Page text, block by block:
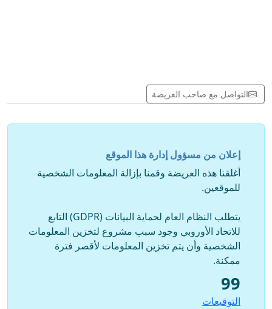
التواصل مع صاحب العريضة
إعلان من مسؤول إدارة هذا الموقع
أغلقنا هذه العريضة وقمنا بإزالة المعلومات الشخصية
للموقعين.
يتطلب النظام العام لحماية البيانات (GDPR) التابع
للاتحاد الأوروبي وجود سبب مشروع لتخزين المعلومات
الشخصية وأن يتم تخزين المعلومات لأقصر فترة
ممكنة.
99
التوقيعات